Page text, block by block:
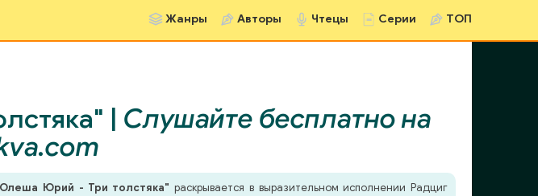
Жанры Авторы Чтецы Серии ТОП
| Слушайте бесплатно на
Юрий - Три толстяка" раскрывается в выразительном исполнении Радциг